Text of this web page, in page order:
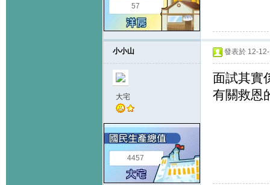
57
小小山
大宅
4457
發表於 12-
面試其實
有關救恩